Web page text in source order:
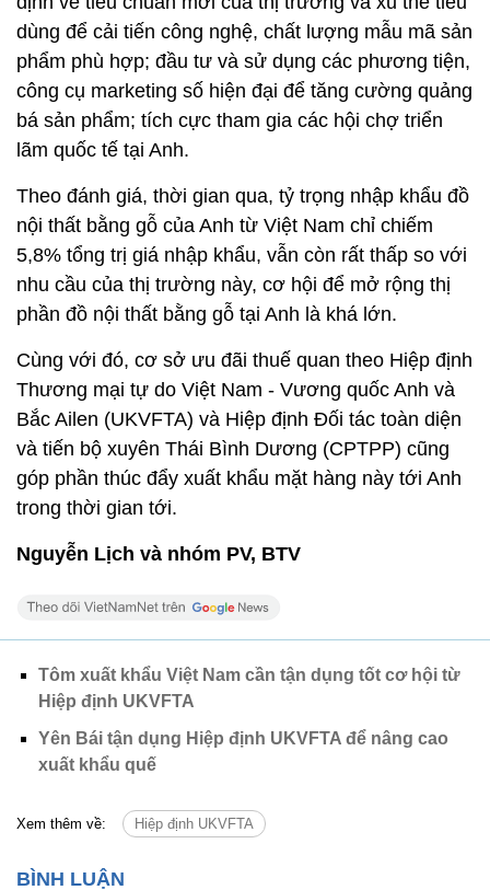
dùng để cải tiến công nghệ, chất lượng mẫu mã sản
phẩm phù hợp; đầu tư và sử dụng các phương tiện,
công cụ marketing số hiện đại để tăng cường quảng
bá sản phẩm; tích cực tham gia các hội chợ triển
lãm quốc tế tại Anh.
Theo đánh giá, thời gian qua, tỷ trọng nhập khẩu đồ
nội thất bằng gỗ của Anh từ Việt Nam chỉ chiếm
5,8% tổng trị giá nhập khẩu, vẫn còn rất thấp so với
nhu cầu của thị trường này, cơ hội để mở rộng thị
phần đồ nội thất bằng gỗ tại Anh là khá lớn.
Cùng với đó, cơ sở ưu đãi thuế quan theo Hiệp định
Thương mại tự do Việt Nam - Vương quốc Anh và
Bắc Ailen (UKVFTA) và Hiệp định Đối tác toàn diện
và tiến bộ xuyên Thái Bình Dương (CPTPP) cũng
góp phần thúc đẩy xuất khẩu mặt hàng này tới Anh
trong thời gian tới.
Nguyễn Lịch và nhóm PV, BTV
Tôm xuất khẩu Việt Nam cần tận dụng tốt cơ hội từ
Hiệp định UKVFTA
Yên Bái tận dụng Hiệp định UKVFTA để nâng cao
xuất khẩu quế
Xem thêm về: Hiệp định UKVFTA